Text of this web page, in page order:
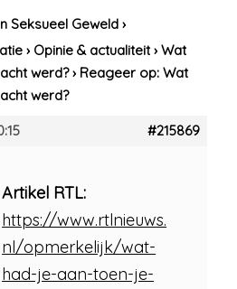
Seksueel Geweld ›
› Opinie & actualiteit › Wat
werd? › Reageer op: Wat
werd?
#215869
Artikel RTL:
https://www.rtlnieuws.
nl/opmerkelijk/wat-
had-je-aan-toen-je-